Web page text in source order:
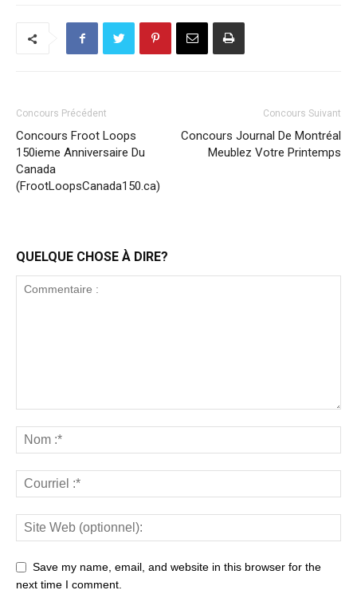
Concours Précédent
Concours Froot Loops
150ieme Anniversaire Du
Canada
(FrootLoopsCanada150.ca)
Concours Suivant
Concours Journal De Montréal
Meublez Votre Printemps
QUELQUE CHOSE À DIRE?
Save my name, email, and website in this browser for the
next time I comment.